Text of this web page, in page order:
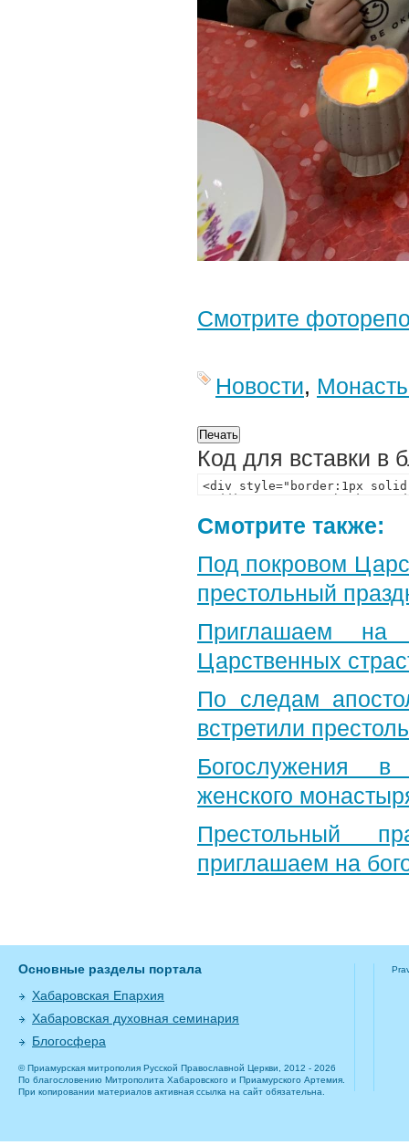
Смотрите
Новости,
Код для вставки в
Смотрите также:
Под покровом
престольный
Приглашаем на
Царственных
По следам
встретили
Богослужения в
женского
Престольный
приглашаем на
Основные разделы портала
Хабаровская Епархия
Хабаровская духовная семинария
Блогосфера
© Приамурская митрополия Русской Православной Церкви, 2012 - 2026
По благословению Митрополита Хабаровского и Приамурского Артемия.
При копировании материалов активная ссылка на сайт обязательна.